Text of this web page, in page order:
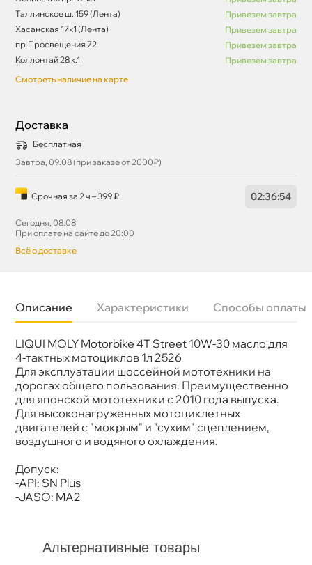
Таллинское ш. 159 (Лента)
Привезем завтра
Хасанская 17к1 (Лента)
Привезем завтра
пр.Просвещения 72
Привезем завтра
Коллонтай 28 к.1
Привезем завтра
Смотреть наличие на карте
Доставка
Бесплатная
Завтра, 09.08 (при заказе от 2000₽)
Срочная за 2 ч – 399 ₽ 02:36:53
Сегодня, 08.08
При оплате на сайте до 20:00
сё о доставке
Описание Характеристики Способы оплаты
LIQUI MOLY Motorbike 4T Street 10W-30 масло для
4-тактных мотоциклов 1л 2526
Для эксплуатации шоссейной мототехники на
дорогах общего пользования. Преимущественно
для японской мототехники с 2010 года выпуска.
Для высоконагруженных мотоциклетных
двигателей с "мокрым" и "сухим" сцеплением,
оздушного и водяного охлаждения.
Допуск:
-API: SN Plus
-JASO: MA2
язкость
10W-30
Бренд
LIQUI MOLY
Тип масла
Синтетика
Спецификации
API: SN Plus JASO: MA2
Объем
1л
Артикул
2526
Применение
Двигатель
Альтернативные товары